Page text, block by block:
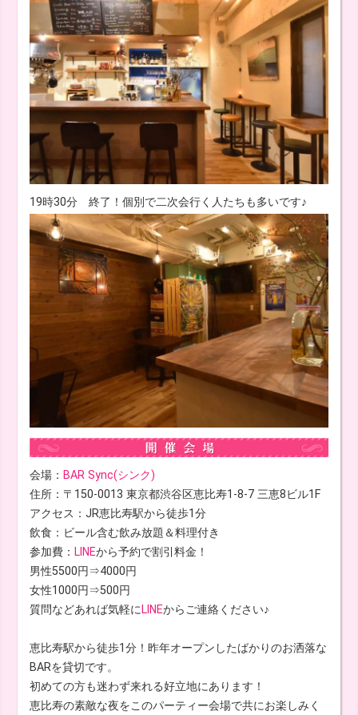
19時30分 終了！個別で二次会行く人たちも多いです♪
会場： BAR Sync(シンク)
住所：〒150-0013 東京都渋谷区恵比寿1-8-7 三恵8ビル1F
アクセス：JR恵比寿駅から徒歩1分
飲食：ビール含む飲み放題＆料理付き
参加費： LINEから予約で割引料金！
男性5500円⇒4000円
女性1000円⇒500円
質問などあれば気軽に LINEからご連絡ください♪
恵比寿駅から徒歩1分！昨年オープンしたばかりのお洒落な
BARを貸切です。
初めての方も迷わず来れる好立地にあります！
恵比寿の素敵な夜をこのパーティー会場で共にお楽しみく